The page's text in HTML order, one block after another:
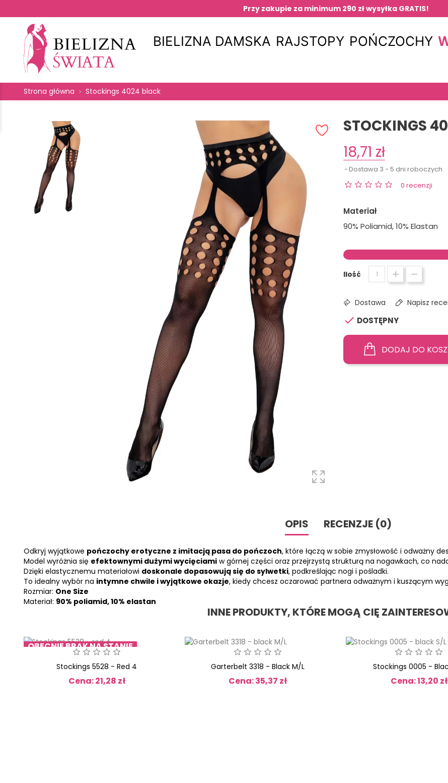
Przy zakupie za minimum 290 zł wysyłka GRATIS!
BIELIZNA DAMSKA RAJSTOPY POŃCZOCHY
Strona główna Stockings 4024 black
STOCKINGS
18,71 zł
Dostawa 3 - 5 dni roboczych
0 recenzji
Materiał
90% Poliamid, 10% Elastan
Ilość
Dostawa Napisz
 DOSTĘPNY
DODAJ DO
OPIS RECENZJE (0)
Odkryj wyjątkowe pończochy erotyczne z imitacją pasa do pończoch, które łączą w sobie zmysłowość i odważny
Model wyróżnia się efektownymi dużymi wycięciami w górnej części oraz przejrzystą strukturą na nogawkach, co
Dzięki elastycznemu materiałowi doskonale dopasowują się do sylwetki, podkreślając nogi i pośladki.
To idealny wybór na intymne chwile i wyjątkowe okazje, kiedy chcesz oczarować partnera odważnym i kuszącym
Rozmiar: One Size
Materiał: 90% poliamid, 10% elastan
INNE PRODUKTY, KTÓRE MOGĄ CIĘ
OBECNIE BRAK NA STANIE
Stockings 5528 - Red 4
Cena: 21,28 zł
Garterbelt 3318 - Black M/L
Cena: 35,37 zł
Stockings 0005 -
Cena: 13,20 zł